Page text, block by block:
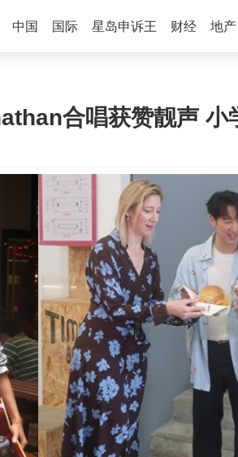
中国 国际 星岛申诉王 财经 地产
合唱获赞靓声 小